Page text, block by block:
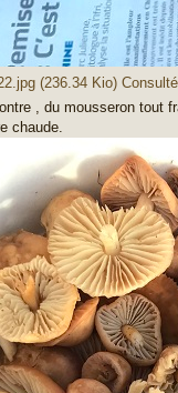
(236.34 Kio)
, du mousseron tout
chaude.